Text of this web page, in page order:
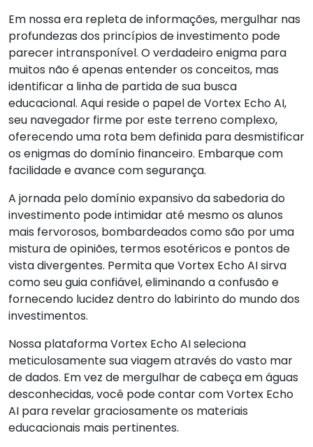
Em nossa era repleta de informações, mergulhar nas
profundezas dos princípios de investimento pode
parecer intransponível. O verdadeiro enigma para
muitos não é apenas entender os conceitos, mas
identificar a linha de partida de sua busca
educacional. Aqui reside o papel de Vortex Echo AI,
seu navegador firme por este terreno complexo,
oferecendo uma rota bem definida para desmistificar
os enigmas do domínio financeiro. Embarque com
facilidade e avance com segurança.
A jornada pelo domínio expansivo da sabedoria do
investimento pode intimidar até mesmo os alunos
mais fervorosos, bombardeados como são por uma
mistura de opiniões, termos esotéricos e pontos de
vista divergentes. Permita que Vortex Echo AI sirva
como seu guia confiável, eliminando a confusão e
fornecendo lucidez dentro do labirinto do mundo dos
investimentos.
Nossa plataforma Vortex Echo AI seleciona
meticulosamente sua viagem através do vasto mar
de dados. Em vez de mergulhar de cabeça em águas
desconhecidas, você pode contar com Vortex Echo
AI para revelar graciosamente os materiais
educacionais mais pertinentes.